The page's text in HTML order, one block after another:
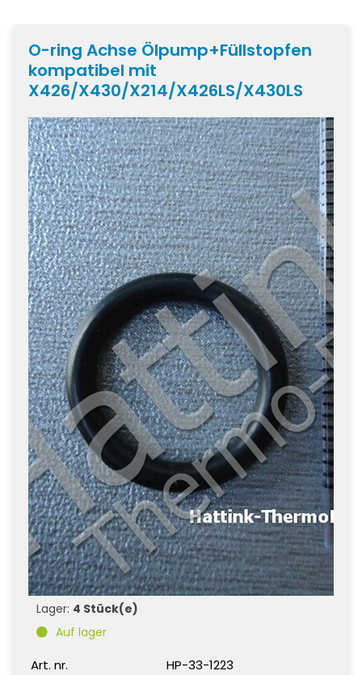
O-ring Achse Ölpump+Füllstopfen
kompatibel mit
X426/X430/X214/X426LS/X430LS
Lager: 4 Stück(e)
Auf lager
Art. nr.
HP-33-1223